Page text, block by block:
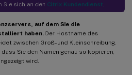
Sie sich an den Citrix Kundendienst
auf dem Sie die
haben. Der Hostname des
zwischen Groß- und Kleinschreibung.
Sie den Namen genau so kopieren,
wird.